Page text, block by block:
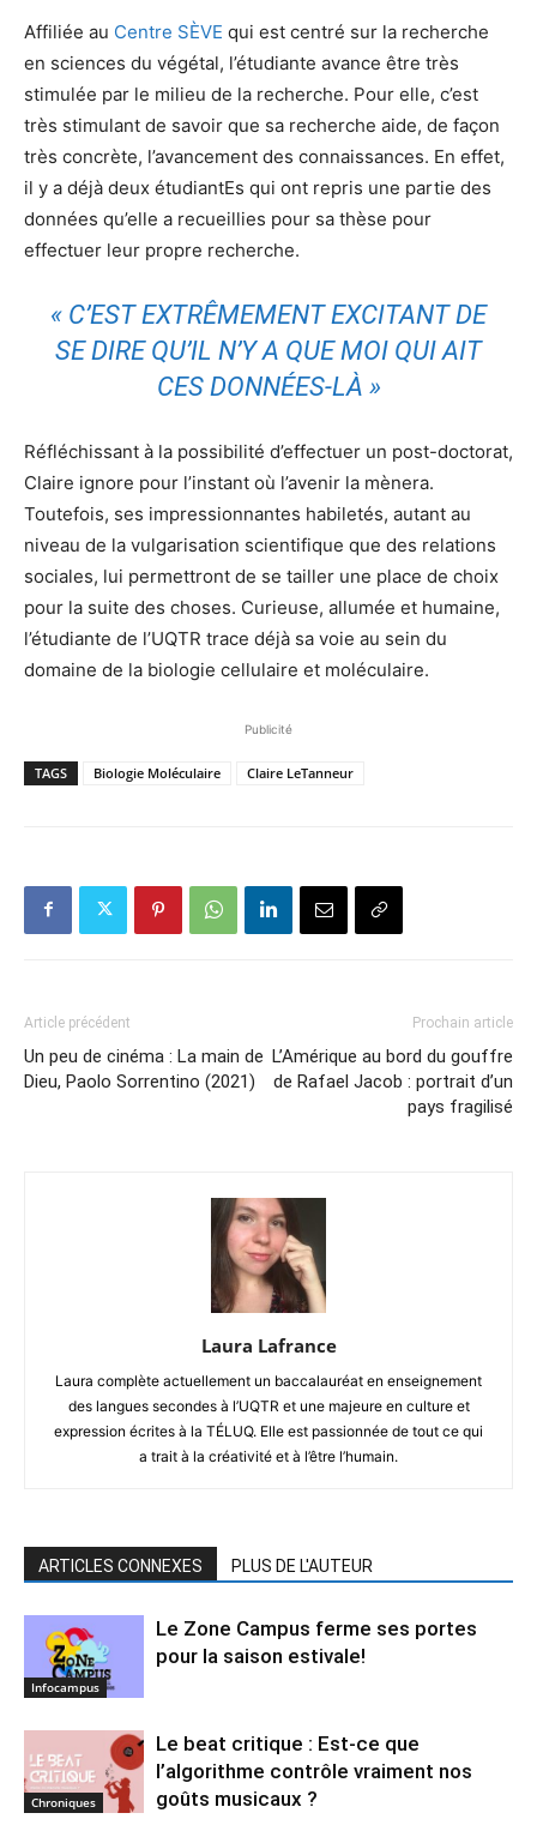
Affiliée au Centre SÈVE qui est centré sur la recherche
en sciences du végétal, l’étudiante avance être très
stimulée par le milieu de la recherche. Pour elle, c’est
très stimulant de savoir que sa recherche aide, de façon
très concrète, l’avancement des connaissances. En effet,
il y a déjà deux étudiantEs qui ont repris une partie des
données qu’elle a recueillies pour sa thèse pour
effectuer leur propre recherche.
« C’EST EXTRÊMEMENT EXCITANT DE
SE DIRE QU’IL N’Y A QUE MOI QUI AIT
CES DONNÉES-LÀ »
Réfléchissant à la possibilité d’effectuer un post-doctorat,
Claire ignore pour l’instant où l’avenir la mènera.
Toutefois, ses impressionnantes habiletés, autant au
niveau de la vulgarisation scientifique que des relations
sociales, lui permettront de se tailler une place de choix
pour la suite des choses. Curieuse, allumée et humaine,
l’étudiante de l’UQTR trace déjà sa voie au sein du
domaine de la biologie cellulaire et moléculaire.
Publicité
TAGS Biologie Moléculaire Claire LeTanneur
Article précédent
Un peu de cinéma : La main de
Dieu, Paolo Sorrentino (2021)
Prochain article
L’Amérique au bord du gouffre
de Rafael Jacob : portrait d’un
pays fragilisé
Laura Lafrance
Laura complète actuellement un baccalauréat en enseignement
des langues secondes à l’UQTR et une majeure en culture et
expression écrites à la TÉLUQ. Elle est passionnée de tout ce qui
a trait à la créativité et à l’être l’humain.
ARTICLES CONNEXES PLUS DE L'AUTEUR
Infocampus
Le Zone Campus ferme ses portes
pour la saison estivale!
Chroniques
Le beat critique : Est-ce que
l’algorithme contrôle vraiment nos
goûts musicaux ?